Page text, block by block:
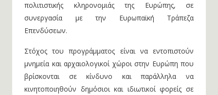
πολιτιστικής κληρονομιάς της Ευρώπης, σε
συνεργασία με την Ευρωπαϊκή Τράπεζα
Επενδύσεων.
Στόχος του προγράμματος είναι να εντοπιστούν
μνημεία και αρχαιολογικοί χώροι στην Ευρώπη που
βρίσκονται σε κίνδυνο και παράλληλα να
κινητοποιηθούν δημόσιοι και ιδιωτικοί φορείς σε